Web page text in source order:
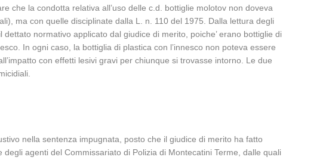
che la condotta relativa all’uso delle c.d. bottiglie molotov non doveva
ma con quelle disciplinate dalla L. n. 110 del 1975. Dalla lettura degli
normativo applicato dal giudice di merito, poiche’ erano bottiglie di
In ogni caso, la bottiglia di plastica con l’innesco non poteva essere
con effetti lesivi gravi per chiunque si trovasse intorno. Le due
nella sentenza impugnata, posto che il giudice di merito ha fatto
agenti del Commissariato di Polizia di Montecatini Terme, dalle quali